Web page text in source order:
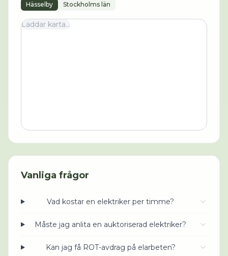
Hässelby Stockholms län
Laddar karta...
Vanliga frågor
Vad kostar en elektriker per timme?
Måste jag anlita en auktoriserad elektriker?
Kan jag få ROT-avdrag på elarbeten?